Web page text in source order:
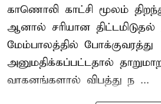
காணொலி காட்சி மூலம்
ஆனால் சரியான
மேம்பாலத்தில் போக்குவரத்து
அனுமதிக்கப்பட்டதால்
வாகனங்களால் விபத்து ந ...